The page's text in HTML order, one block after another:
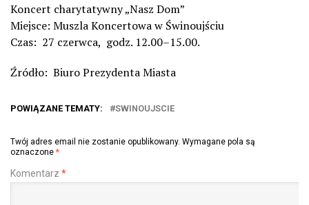
Koncert charytatywny „Nasz Dom”
Miejsce: Muszla Koncertowa w Świnoujściu
Czas: 27 czerwca, godz. 12.00–15.00.
Źródło: Biuro Prezydenta Miasta
POWIĄZANE TEMATY: SWINOUJSCIE
Twój adres email nie zostanie opublikowany. Wymagane pola są
oznaczone *
Komentarz *